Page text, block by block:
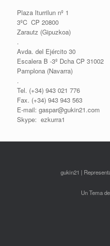
Plaza Iturrilun nº 1
3ºC CP 20800
Zarautz (Gipuzkoa)
.
Avda. del Ejército 30
Escalera B -3º Dcha CP 31002
Pamplona (Navarra)
.
Tel. (+34) 943 021 776
Fax. (+34) 943 943 563
E-mail: gaspar@gukin21.com
Skype: ezkurra1
gukin21 |
Un Tema de